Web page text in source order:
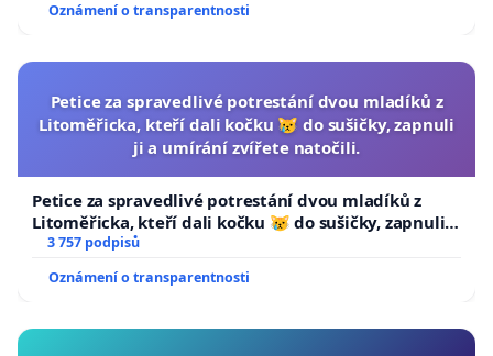
Oznámení o transparentnosti
Petice za spravedlivé potrestání dvou mladíků z
Litoměřicka, kteří dali kočku 😿 do sušičky, zapnuli
ji a umírání zvířete natočili.
Petice za spravedlivé potrestání dvou mladíků z
Litoměřicka, kteří dali kočku 😿 do sušičky, zapnuli ji
a umírání zvířete natočili.
3 757 podpisů
Oznámení o transparentnosti